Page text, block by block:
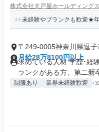
株式会社大戸屋ホールディングス
未経験やブランクも歓迎★
〒249-0005神奈川県逗子
月給28万8100円以上
求めている人材 学歴･経
ランクがある方、第二新
制服あり 業界未経験歓迎